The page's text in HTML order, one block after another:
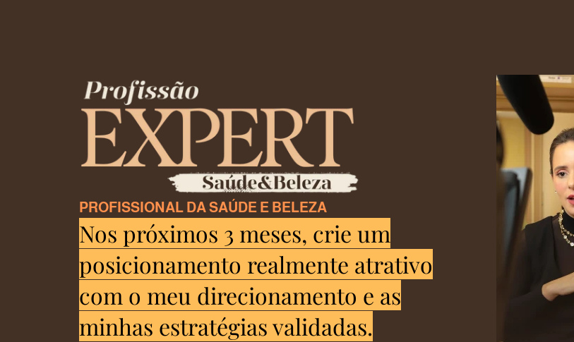
PROFISSIONAL DA SAÚDE E BELEZA
Nos próximos 3 meses, crie um
posicionamento realmente atrativo
com o meu direcionamento e as
minhas estratégias validadas.